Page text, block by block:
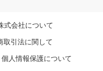
式会社について
取引法に関して
個人情報保護について